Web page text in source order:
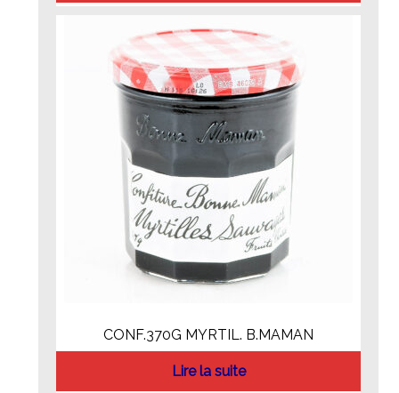
CONF.370G MYRTIL. B.MAMAN
Lire la suite